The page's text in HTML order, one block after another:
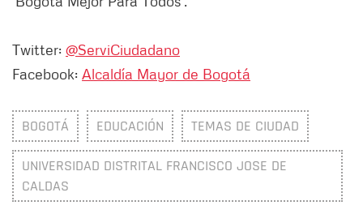
Twitter: @ServiCiudadano
Facebook: Alcaldía Mayor de Bogotá
BOGOTÁ EDUCACIÓN TEMAS DE CIUDAD
UNIVERSIDAD DISTRITAL FRANCISCO JOSE DE
CALDAS